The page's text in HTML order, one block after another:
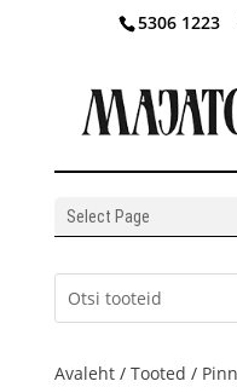
5306 1223
Select Page
Avaleht/ Tooted /